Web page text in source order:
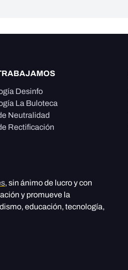
Desinfo
La Buloteca
Neutralidad
Rectificación
, sin ánimo de lucro y con
y promueve la
educación, tecnología,